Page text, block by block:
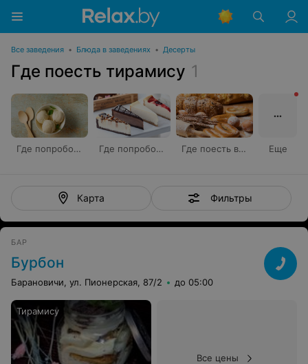
Все заведения • Блюда в заведениях • Десерты
Где поесть тирамису 1
Где попробовать мороженое Где попробовать чизкейк Где поесть выпечку Еще
Карта Фильтры
БАР
Бурбон
Барановичи, ул. Пионерская, 87/2 до 05:00
Тирамису
Все цены